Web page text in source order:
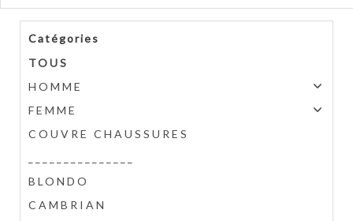
Catégories
TOUS
HOMME
FEMME
COUVRE CHAUSSURES
BLONDO
CAMBRIAN